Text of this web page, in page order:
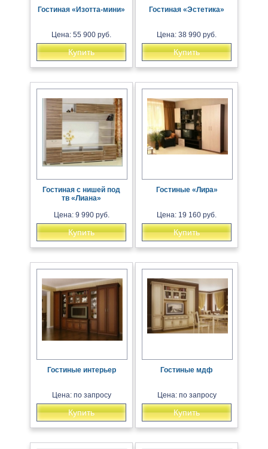
Гостиная «Изотта-мини»
Цена: 55 900 руб.
Купить
Гостиная «Эстетика»
Цена: 38 990 руб.
Купить
Гостиная с нишей под
тв «Лиана»
Цена: 9 990 руб.
Купить
Гостиные «Лира»
Цена: 19 160 руб.
Купить
Гостиные интерьер
Цена: по запросу
Купить
Гостиные мдф
Цена: по запросу
Купить